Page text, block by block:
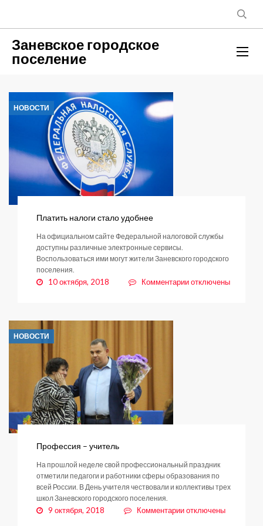
Заневское городское
поселение
НОВОСТИ
Платить налоги стало удобнее
На официальном сайте Федеральной налоговой службы
доступны различные электронные сервисы.
Воспользоваться ими могут жители Заневского городского
поселения.
10 октября, 2018 Комментариикотключены
НОВОСТИ
Профессия – учитель
На прошлой неделе свой профессиональный праздник
отметили педагоги и работники сферы образования по
всей России. В День учителя чествовали и коллективы трех
школ Заневского городского поселения.
9 октября, 2018 Комментариикотключены